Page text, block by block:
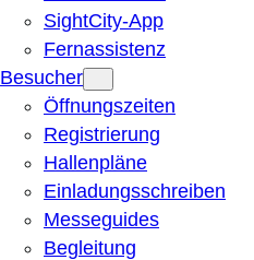
SightCity-App
Fernassistenz
Besucher
Öffnungszeiten
Registrierung
Hallenpläne
Einladungsschreiben
Messeguides
Begleitung